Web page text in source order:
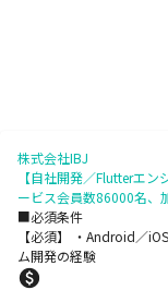
株式会社IBJ
【自社開発／Flutterエ
ービス会員数86000名、
■必須条件
【必須】 ・Android／
ム開発の経験